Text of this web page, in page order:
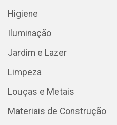
Higiene
Iluminação
Jardim e Lazer
Limpeza
Louças e Metais
Materiais de Construção